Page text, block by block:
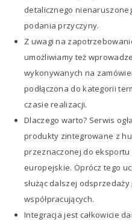
detalicznego
podania przyczyny.
Z uwagi na
umożliwiamy też
wykonywanych na
podłączona do kategorii
czasie realizacji.
Dlaczego warto? Serwis
produkty zintegrowane z
przeznaczonej do
europejskie. Oprócz tego
służąc dalszej
współpracujących.
Integracja jest całkowicie